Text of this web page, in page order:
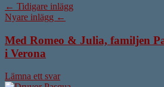
← Tidigare inlägg
Nyare inlägg ←
Med Romeo & Julia, familjen
i Verona
Lämna ett svar